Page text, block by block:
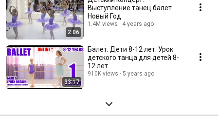
2:06
Выступление танец балет
Новый Год
1.4M views 4 years ago
33:17
Балет. Дети 8-12 лет. Урок
детского танца для детей 8-
12 лет
910K views 5 years ago